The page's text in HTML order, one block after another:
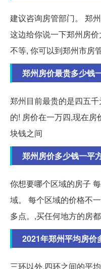
建议咨询房管部门。 郑
这边给你说一下郑州房
不等, 你可以到郑州市房
郑州房价最贵多少钱
郑州目前最贵的是四五
的! 房价在一万四,现在
块钱之间
郑州房价多少钱一平
你想要哪个区域的房子
域。 每个区域的价格不
多点。,买任何地方的房
2021年郑州平均房价
三环以外,四环之间的平